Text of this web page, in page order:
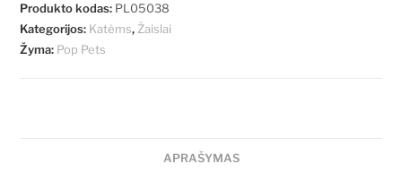
Produkto kodas: PL05038
Kategorijos: Katėms, Žaislai
Žyma: Pop Pets
APRAŠYMAS